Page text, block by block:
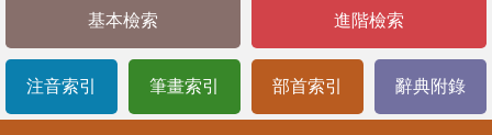
基本檢索 進階檢索
注音索引 筆畫索引 部首索引 辭典附錄